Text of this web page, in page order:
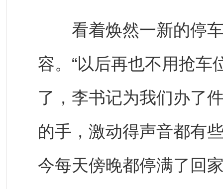
看着焕然一新的停车
容。“以后再也不用抢车
了，李书记为我们办了
的手，激动得声音都有
今每天傍晚都停满了回